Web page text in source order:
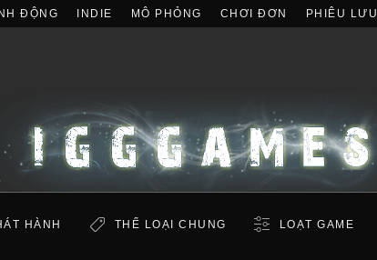
ĐỘNG INDIE MÔ PHỎNG CHƠI ĐƠN PHIÊU LƯU
HÀNH THỂ LOẠI CHUNG LOẠT GAME